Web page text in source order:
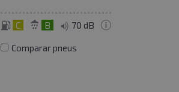
C B 70 dB
Comparar pneus